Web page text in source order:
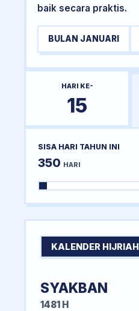
baik secara praktis.
BULAN JANUARI
HARI KE-
15
SISA HARI TAHUN INI
350 HARI
KALENDER HIJRIAH
SYAKBAN
1481 H